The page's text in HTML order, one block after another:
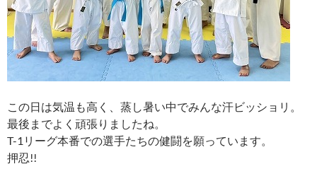
この日は気温も高く、蒸し暑い中でみんな汗ビッショリ。
最後までよく頑張りましたね。
T-1リーグ本番での選手たちの健闘を願っています。
押忍!!